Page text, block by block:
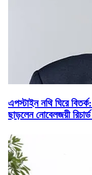
এপস্টাইন নথি ঘিরে
ছাড়লেন নোবেলজয়ী